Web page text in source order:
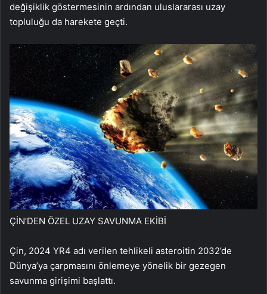
değişiklik göstermesinin ardından uluslararası uzay
topluluğu da harekete geçti.
ÇİN’DEN ÖZEL UZAY SAVUNMA EKİBİ
Çin, 2024 YR4 adı verilen tehlikeli asteroitin 2032’de
Dünya’ya çarpmasını önlemeye yönelik bir gezegen
savunma girişimi başlattı.